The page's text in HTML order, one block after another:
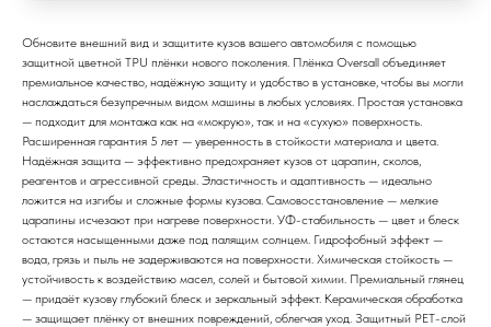
Обновите внешний вид и защитите кузов вашего автомобиля с помощью
защитной цветной TPU плёнки нового поколения. Плёнка Oversall объединяет
премиальное качество, надёжную защиту и удобство в установке, чтобы вы могли
наслаждаться безупречным видом машины в любых условиях. Простая установка
— подходит для монтажа как на «мокрую», так и на «сухую» поверхность.
Расширенная гарантия 5 лет — уверенность в стойкости материала и цвета.
Надёжная защита — эффективно предохраняет кузов от царапин, сколов,
реагентов и агрессивной среды. Эластичность и адаптивность — идеально
ложится на изгибы и сложные формы кузова. Самовосстановление — мелкие
царапины исчезают при нагреве поверхности. УФ-стабильность — цвет и блеск
остаются насыщенными даже под палящим солнцем. Гидрофобный эффект —
вода, грязь и пыль не задерживаются на поверхности. Химическая стойкость —
устойчивость к воздействию масел, солей и бытовой химии. Премиальный глянец
— придаёт кузову глубокий блеск и зеркальный эффект. Керамическая обработка
— защищает плёнку от внешних повреждений, облегчая уход. Защитный PET-слой